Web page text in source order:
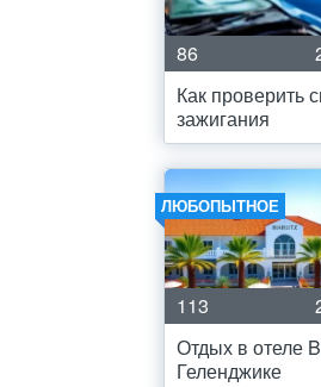
86
Как проверить
зажигания
ЛЮБОПЫТНОЕ
113
Отдых в отеле
Геленджике